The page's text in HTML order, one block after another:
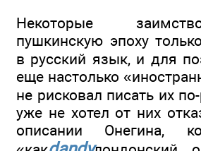
Некоторые
пушкинскую эпоху
в русский язык, и для
еще настолько
не рисковал писать их
уже не хотел от них
описании Онегина,